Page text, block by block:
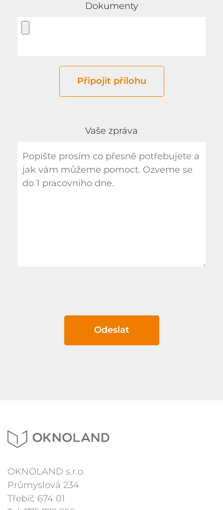
Dokumenty
Připojit přílohu
Vaše zpráva
Odeslat
OKNOLAND s.r.o.
Průmyslová 234
Třebíč 674 01